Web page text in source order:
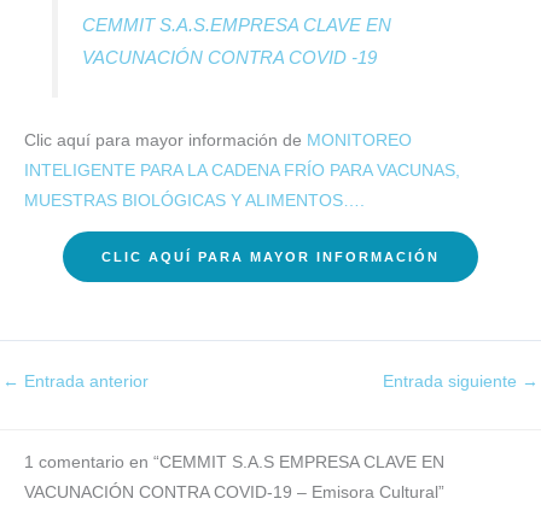
CEMMIT S.A.S.EMPRESA CLAVE EN
VACUNACIÓN CONTRA COVID -19
Clic aquí para mayor información de MONITOREO
INTELIGENTE PARA LA CADENA FRÍO PARA VACUNAS,
MUESTRAS BIOLÓGICAS Y ALIMENTOS….
CLIC AQUÍ PARA MAYOR INFORMACIÓN
← Entrada anterior Entrada siguiente →
1 comentario en “CEMMIT S.A.S EMPRESA CLAVE EN
VACUNACIÓN CONTRA COVID-19 – Emisora Cultural”